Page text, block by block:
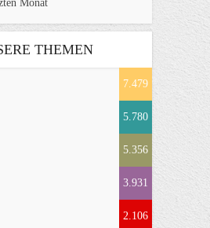
Monat
THEMEN
7.479
5.780
5.356
3.931
2.106